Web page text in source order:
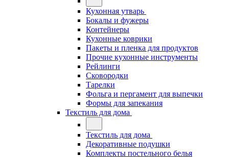
Кухонная утварь
Бокалы и фужеры
Контейнеры
Кухонные коврики
Пакеты и пленка для продуктов
Прочие кухонные инструменты
Рейлинги
Сковородки
Тарелки
Фольга и пергамент для выпечки
Формы для запекания
Текстиль для дома
Текстиль для дома
Декоративные подушки
Комплекты постельного белья